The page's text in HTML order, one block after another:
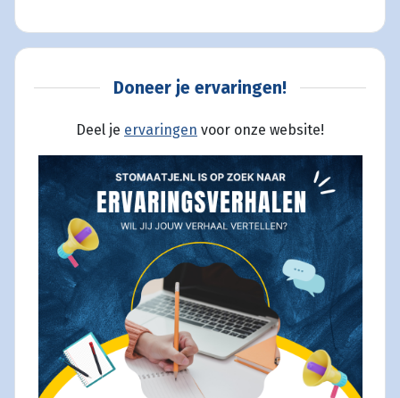
Doneer je ervaringen!
Deel je ervaringen voor onze website!